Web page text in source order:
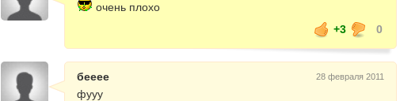
очень плохо
+3
0
бееее 28 февраля 2011
фууу